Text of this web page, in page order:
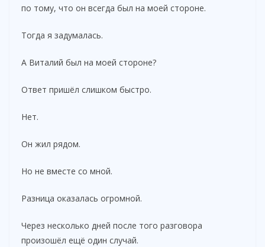
по тому, что он всегда был на моей стороне.
Тогда я задумалась.
А Виталий был на моей стороне?
Ответ пришёл слишком быстро.
Нет.
Он жил рядом.
Но не вместе со мной.
Разница оказалась огромной.
Через несколько дней после того разговора
произошёл ещё один случай.